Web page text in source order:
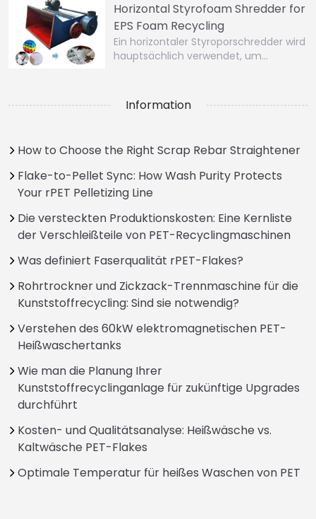
Horizontal Styrofoam Shredder for
EPS Foam Recycling
Ein horizontaler Styroporschredder wird
hauptsächlich verwendet, um…
Information
How to Choose the Right Scrap Rebar Straightener
Flake-to-Pellet Sync: How Wash Purity Protects
Your rPET Pelletizing Line
Die versteckten Produktionskosten: Eine Kernliste
der Verschleißteile von PET-Recyclingmaschinen
Was definiert Faserqualität rPET-Flakes?
Rohrtrockner und Zickzack-Trennmaschine für die
Kunststoffrecycling: Sind sie notwendig?
Verstehen des 60kW elektromagnetischen PET-
Heißwaschertanks
Wie man die Planung Ihrer
Kunststoffrecyclinganlage für zukünftige Upgrades
durchführt
Kosten- und Qualitätsanalyse: Heißwäsche vs.
Kaltwäsche PET-Flakes
Optimale Temperatur für heißes Waschen von PET